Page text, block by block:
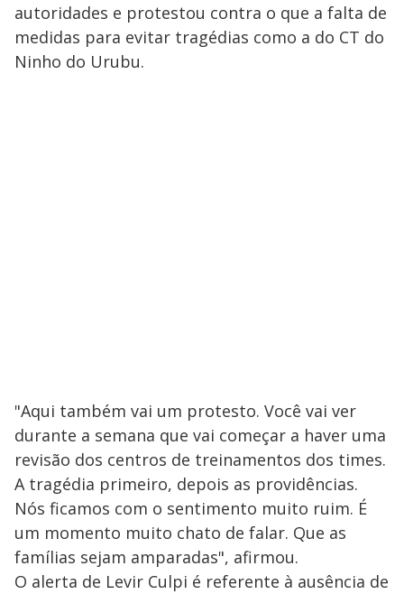
autoridades e protestou contra o que a falta de
medidas para evitar tragédias como a do CT do
Ninho do Urubu.
"Aqui também vai um protesto. Você vai ver
durante a semana que vai começar a haver uma
revisão dos centros de treinamentos dos times.
A tragédia primeiro, depois as providências.
Nós ficamos com o sentimento muito ruim. É
um momento muito chato de falar. Que as
famílias sejam amparadas", afirmou.
O alerta de Levir Culpi é referente à ausência de